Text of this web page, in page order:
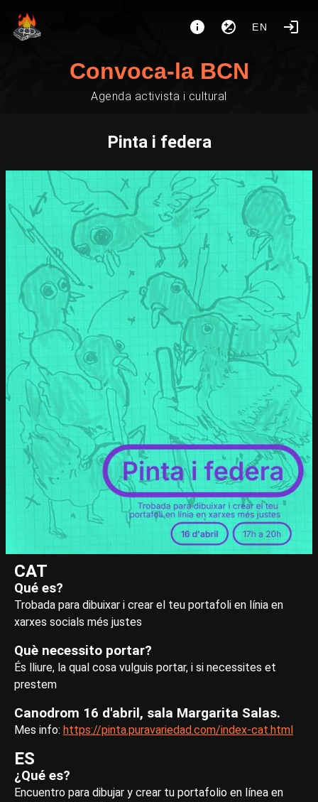
EN
Convoca-la BCN
Agenda activista i cultural
Pinta i federa
CAT
Qué es?
Trobada para dibuixar i crear el teu portafoli en línia en
xarxes socials més justes
Què necessito portar?
És lliure, la qual cosa vulguis portar, i si necessites et
prestem
Canodrom 16 d'abril, sala Margarita Salas.
Mes info: https://pinta.puravariedad.com/index-cat.html
ES
¿Qué es?
Encuentro para dibujar y crear tu portafolio en línea en